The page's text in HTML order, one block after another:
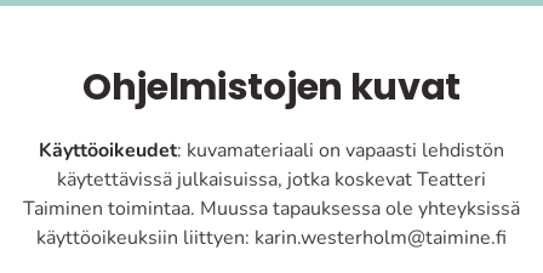
Ohjelmistojen kuvat
Käyttöoikeudet: kuvamateriaali on vapaasti lehdistön
käytettävissä julkaisuissa, jotka koskevat Teatteri
Taiminen toimintaa. Muussa tapauksessa ole yhteyksissä
käyttöoikeuksiin liittyen: karin.westerholm@taimine.fi